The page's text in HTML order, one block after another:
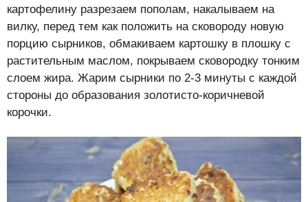
картофелину разрезаем пополам, накалываем на
вилку, перед тем как положить на сковороду новую
порцию сырников, обмакиваем картошку в плошку с
растительным маслом, покрываем сковородку тонким
слоем жира. Жарим сырники по 2-3 минуты с каждой
стороны до образования золотисто-коричневой
корочки.